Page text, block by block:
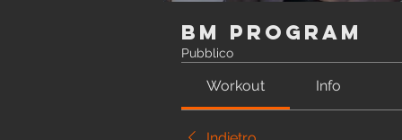
BM Program
Pubblico
Workout Info